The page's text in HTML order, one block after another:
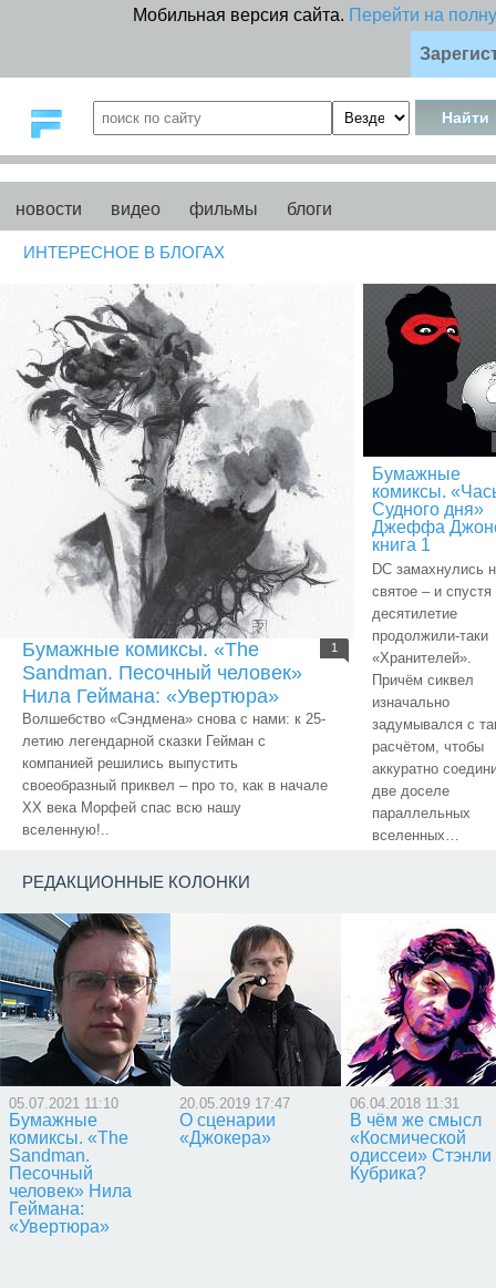
Мобильная версия сайта. Перейти на
новости видео фильмы блоги
ИНТЕРЕСНОЕ В БЛОГАХ
1
Бумажные комиксы. «The
Sandman. Песочный человек»
Нила Геймана: «Увертюра»
Волшебство «Сэндмена» снова с нами: к 25-
летию легендарной сказки Гейман с
компанией решились выпустить
своеобразный приквел – про то, как в начале
ХХ века Морфей спас всю нашу
вселенную!..
Бумажные
комиксы.
Судного дня»
Джеффа
книга 1
DC замахнулись
святое – и спустя
десятилетие
продолжили-таки
«Хранителей».
Причём сиквел
изначально
задумывался с
расчётом, чтобы
аккуратно
две доселе
параллельных
вселенных…
РЕДАКЦИОННЫЕ КОЛОНКИ
05.07.2021 11:10
Бумажные
комиксы. «The
Sandman.
Песочный
человек» Нила
Геймана:
«Увертюра»
20.05.2019 17:47
О сценарии
«Джокера»
06.04.2018 11:31
В чём же смысл
«Космической
одиссеи» Стэнли
Кубрика?